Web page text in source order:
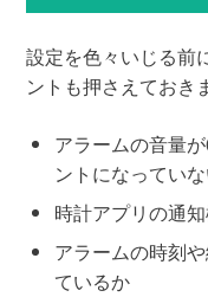
設定を色々いじる前
ントも押さえておき
アラームの音量
ントになってい
時計アプリの通
アラームの時刻
ているか